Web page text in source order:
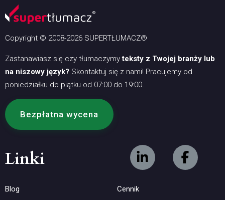
Copyright © 2008-2026 SUPERTŁUMACZ®
Zastanawiasz się czy tłumaczymyteksty z Twojej branży lub
na niszowy język? Skontaktuj się z nami! Pracujemy od
poniedziałku do piątku od 07:00 do 19:00.
Bezpłatna wycena
Linki
Blog Cennik